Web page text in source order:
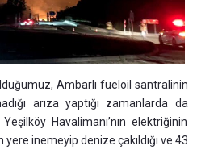
Ambarlı fueloil santralinin
arıza yaptığı zamanlarda da
Havalimanı’nın elektriğinin
yere inemeyip denize çakıldığı ve 43